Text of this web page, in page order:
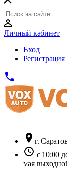
Личный кабинет
Вход
Регистрация
phone
location_on г.
schedule с 10:00
мая